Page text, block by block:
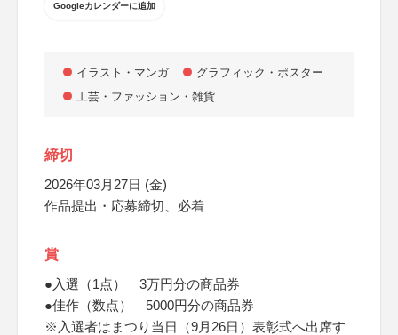
Googleカレンダーに追加
イラスト・マンガ
グラフィック・ポスター
工芸・ファッション・雑貨
締切
2026年03月27日 (金)
作品提出・応募締切、必着
賞
●入選（1点） 3万円分の商品券
●佳作（数点） 5000円分の商品券
※入選者はまつり当日（9月26日）表彰式へ出席す